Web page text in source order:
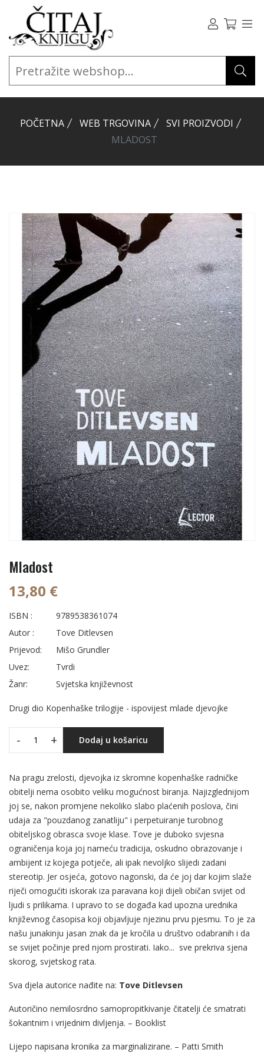
POČETNA WEB TRGOVINA
SVI PROIZVODI
MLADOST
Mladost
13,80 €
ISBN :
9789538361074
Autor :
Tove Ditlevsen
Prijevod:
Mišo Grundler
Uvez:
Tvrdi
Žanr:
Svjetska književnost
Drugi dio Kopenhaške trilogije - ispovijest mlade djevojke
- + Dodaj u košaricu
Na pragu zrelosti, djevojka iz skromne kopenhaške radničke
obitelji nema osobito veliku mogućnost biranja. Najizglednijom
joj se, nakon promjene nekoliko slabo plaćenih poslova, čini
udaja za "pouzdanog zanatliju" i perpetuiranje turobnog
obiteljskog obrasca svoje klase. Tove je duboko svjesna
ograničenja koja joj nameću tradicija, oskudno obrazovanje i
ambijent iz kojega potječe, ali ipak nevoljko slijedi zadani
stereotip. Jer osjeća, gotovo nagonski, da će joj dar kojim slaže
riječi omogućiti iskorak iza paravana koji dijeli običan svijet od
ljudi s prilikama. I upravo to se događa kad upozna urednika
književnog časopisa koji objavljuje njezinu prvu pjesmu. To je za
našu junakinju jasan znak da je kročila u društvo odabranih i da
se svijet počinje pred njom prostirati. Iako... sve prekriva sjena
skorog, svjetskog rata.
Sva djela autorice nađite na: Tove Ditlevsen
Autoričino nemilosrdno samopropitkivanje čitatelji će smatrati
šokantnim i vrijednim divljenja. – Booklist
Lijepo napisana kronika za marginalizirane. – Patti Smith